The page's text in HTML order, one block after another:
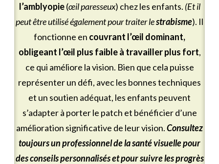
l’amblyopie(œil paresseux) chez les enfants. (Et il
peut être utilisé également pour traiter lestrabisme). Il
fonctionne en couvrant l’œil dominant,
obligeant l’œil plus faible à travailler plus fort,
ce qui améliore la vision. Bien que cela puisse
représenter un défi, avec les bonnes techniques
et un soutien adéquat, les enfants peuvent
s’adapter à porter le patch et bénéficier d’une
amélioration significative de leur vision.Consultez
toujours un professionnel de la santé visuelle pour
des conseils personnalisés et pour suivre les progrès